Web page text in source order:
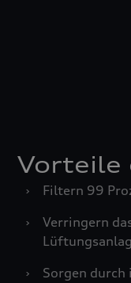
Vorteile
›
Filtern 99
›
Verringern
›
Sorgen